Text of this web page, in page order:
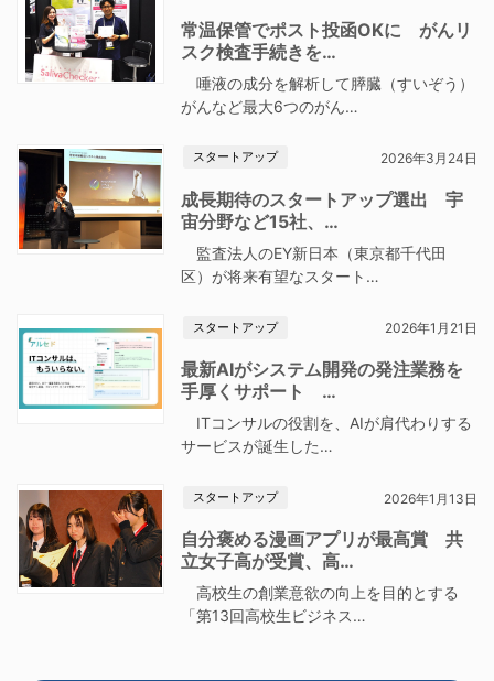
常温保管でポスト投函OKに がんリ
スク検査手続きを…
唾液の成分を解析して膵臓（すいぞう）
がんなど最大6つのがん…
スタートアップ 2026年3月24日
成長期待のスタートアップ選出 宇
宙分野など15社、…
監査法人のEY新日本（東京都千代田
区）が将来有望なスタート…
スタートアップ 2026年1月21日
最新AIがシステム開発の発注業務を
手厚くサポート …
ITコンサルの役割を、AIが肩代わりする
サービスが誕生した…
スタートアップ 2026年1月13日
自分褒める漫画アプリが最高賞 共
立女子高が受賞、高…
高校生の創業意欲の向上を目的とする
「第13回高校生ビジネス…